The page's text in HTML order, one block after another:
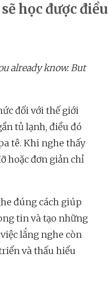
học được điều
already know. But
đối với thế giới
tủ lạnh, điều đó
tê. Khi nghe thấy
hoặc đơn giản chỉ
đúng cách giúp
tin và tạo những
lắng nghe còn
và thấu hiểu